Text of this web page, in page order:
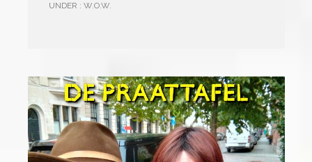
UNDER : W.O.W.